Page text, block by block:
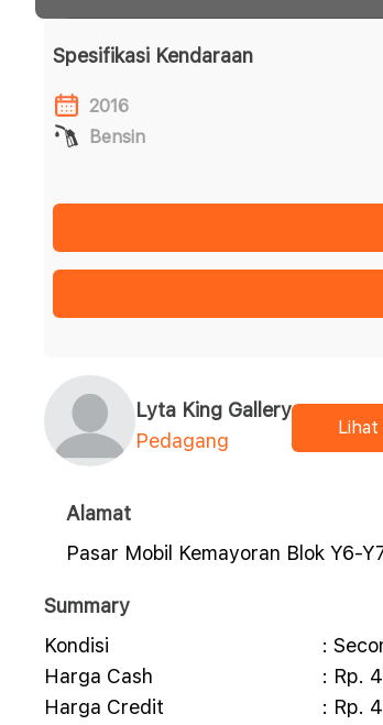
Spesifikasi Kendaraan
2016
Bensin
Lyta King Gallery
Pedagang
Alamat
Pasar Mobil Kemayoran Blok Y6-
Summary
Kondisi
:
Harga Cash
: Rp.
Harga Credit
: Rp.